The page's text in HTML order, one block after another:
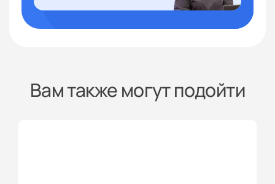
Вам также могут подойти